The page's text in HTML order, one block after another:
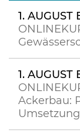
1. AUGUST
1. AUGUST
Ackerbau: